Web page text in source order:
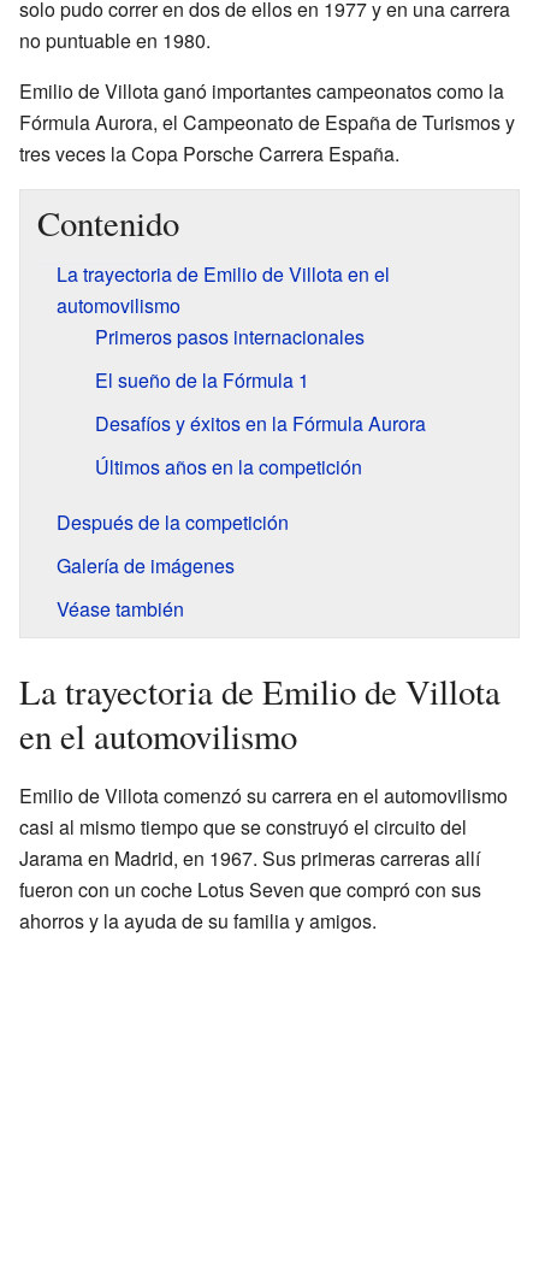
solo pudo correr en dos de ellos en 1977 y en una carrera
no puntuable en 1980.
Emilio de Villota ganó importantes campeonatos como la
Fórmula Aurora, el Campeonato de España de Turismos y
tres veces la Copa Porsche Carrera España.
Contenido
La trayectoria de Emilio de Villota en el
automovilismo
Primeros pasos internacionales
El sueño de la Fórmula 1
Desafíos y éxitos en la Fórmula Aurora
Últimos años en la competición
Después de la competición
Galería de imágenes
Véase también
La trayectoria de Emilio de Villota
en el automovilismo
Emilio de Villota comenzó su carrera en el automovilismo
casi al mismo tiempo que se construyó el circuito del
Jarama en Madrid, en 1967. Sus primeras carreras allí
fueron con un coche Lotus Seven que compró con sus
ahorros y la ayuda de su familia y amigos.